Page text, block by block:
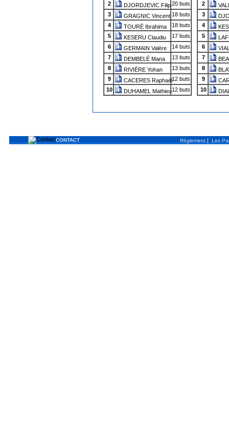
2
DJORDJEVIC Filip 20 buts
3
GRAGNIC Vincent 18 buts
4
TOURÉ Ibrahima
18 buts
5
KESERU Claudiu
17 buts
6
GERMAIN Valère
14 buts
7
DEMBELÉ Mana
13 buts
8
RIVIÈRE Yohan
13 buts
9
CACERES Raphaël12 buts
10
DUHAMEL Mathieu12 buts
2
3
4
5
6
7
8
9
10
CONTACT Règlement| Les